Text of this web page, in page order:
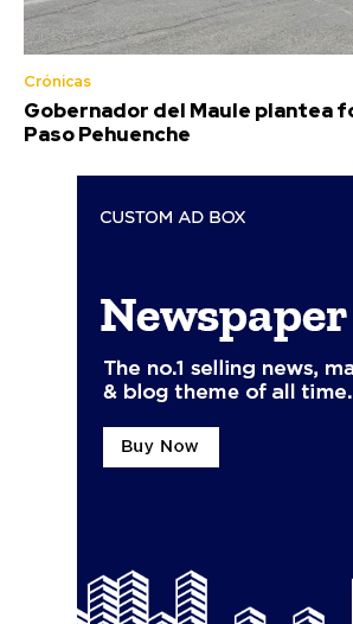
Crónicas
Gobernador del Maule plantea
Paso Pehuenche